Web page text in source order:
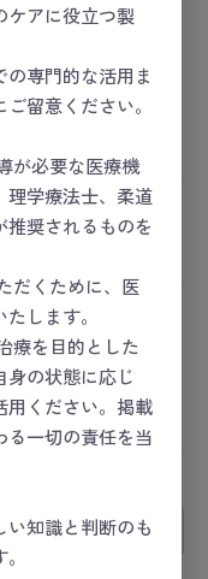
ケアに役立つ製
専門的な活用ま
留意ください。
が必要な医療機
理学療法士、柔道
奨されるものを
だくために、医
します。
療を目的とした
身の状態に応じ
用ください。掲載
る一切の責任を当
知識と判断のも
ー
00-02
レーニング
ーニング ＞リハ